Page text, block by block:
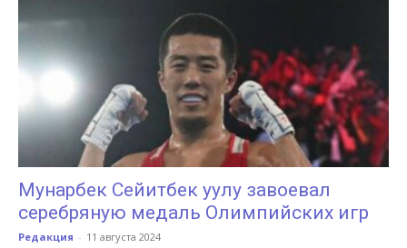
Новости
Кыргызстана
Мунарбек Сейитбек уулу завоевал
серебряную медаль Олимпийских игр
Редакция - 11 августа 2024